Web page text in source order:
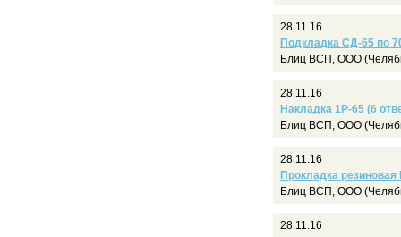
28.11.16
Подкладка СД-65 по
Блиц ВСП, ООО
28.11.16
Накладка 1Р-65 (6
Блиц ВСП, ООО
28.11.16
Прокладка
Блиц ВСП, ООО
28.11.16